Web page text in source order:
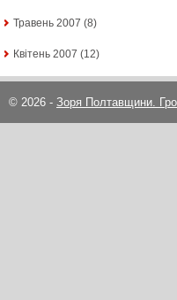
Травень 2007 (8)
Квітень 2007 (12)
© 2026 - Зоря Полтавщини.